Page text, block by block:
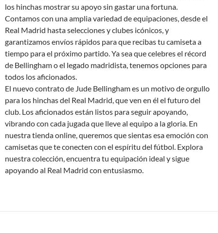
los hinchas mostrar su apoyo sin gastar una fortuna.
Contamos con una amplia variedad de equipaciones, desde el
Real Madrid hasta selecciones y clubes icónicos, y
garantizamos envíos rápidos para que recibas tu camiseta a
tiempo para el próximo partido. Ya sea que celebres el récord
de Bellingham o el legado madridista, tenemos opciones para
todos los aficionados.
El nuevo contrato de Jude Bellingham es un motivo de orgullo
para los hinchas del Real Madrid, que ven en él el futuro del
club. Los aficionados están listos para seguir apoyando,
vibrando con cada jugada que lleve al equipo a la gloria. En
nuestra tienda online, queremos que sientas esa emoción con
camisetas que te conecten con el espíritu del fútbol. Explora
nuestra colección, encuentra tu equipación ideal y sigue
apoyando al Real Madrid con entusiasmo.